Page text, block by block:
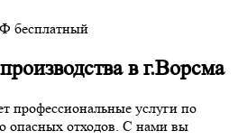
бесплатный
в г.Ворсма
профессиональные услуги по
опасных отходов. С нами вы